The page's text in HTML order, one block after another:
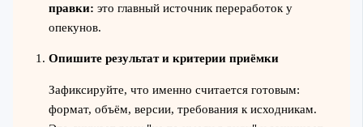
правки: это главный источник переработок у
опекунов.
Опишите результат и критерии приёмки
Зафиксируйте, что именно считается готовым:
формат, объём, версии, требования к исходникам.